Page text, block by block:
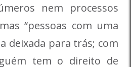
nem processos
“pessoas com uma
deixada para trás; com
tem o direito de